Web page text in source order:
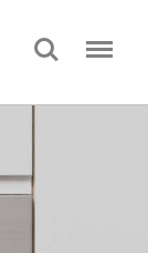
Search Menu